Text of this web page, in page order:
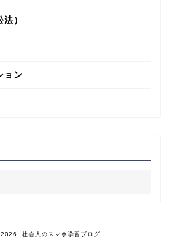
）
ョン
社会人のスマホ学習ブログ